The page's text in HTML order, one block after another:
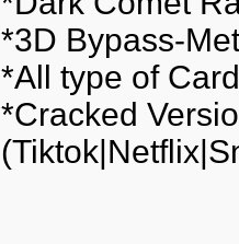
*3D Bypass-
*All type of
*Cracked